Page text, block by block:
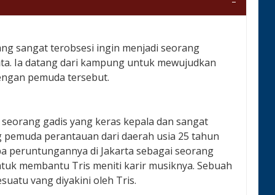
sangat terobsesi ingin menjadi seorang
Ia datang dari kampung untuk mewujudkan
pemuda tersebut.
gadis yang keras kepala dan sangat
perantauan dari daerah usia 25 tahun
peruntungannya di Jakarta sebagai seorang
membantu Tris meniti karir musiknya. Sebuah
vang diyakini oleh Tris.